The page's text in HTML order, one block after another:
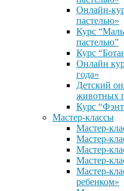
Онлайн-
пастелью»
Курс
пастелью”
Курс
Онлайн
года»
Детский
животных
Курс
Мастер-классы
Мастер-
Мастер-
Мастер-
Мастер-
Мастер-
ребенком»